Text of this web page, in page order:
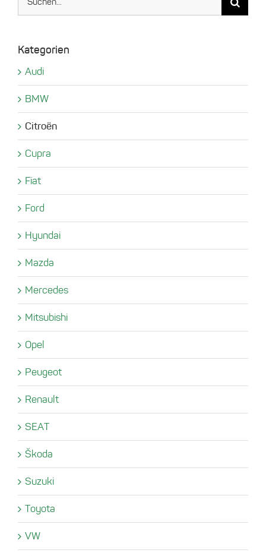
Kategorien
Audi
BMW
Citroën
Cupra
Fiat
Ford
Hyundai
Mazda
Mercedes
Mitsubishi
Opel
Peugeot
Renault
SEAT
Škoda
Suzuki
Toyota
VW